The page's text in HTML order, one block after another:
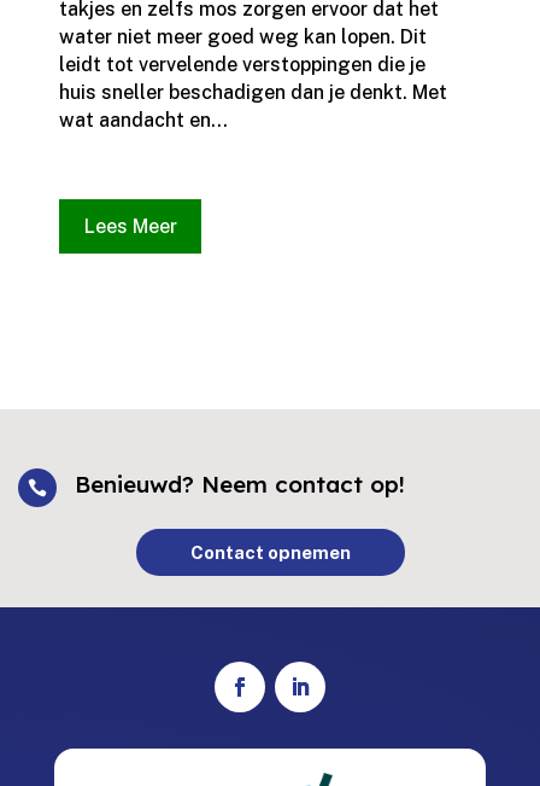
takjes en zelfs mos zorgen ervoor dat het
water niet meer goed weg kan lopen.​ Dit
leidt tot vervelende verstoppingen die je
huis sneller beschadigen dan je denkt.​ Met
wat aandacht en...
Lees Meer
 Benieuwd? Neem contact op!
Contact opnemen